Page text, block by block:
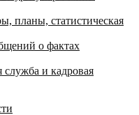
планы, статистическая
о фактах
служба и кадровая